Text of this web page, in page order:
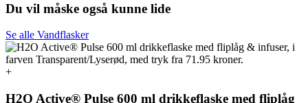
Du vil måske også kunne lide
Se alle Vandflasker
+
H2O Active® Pulse 600 ml drikkeflaske med fliplåg